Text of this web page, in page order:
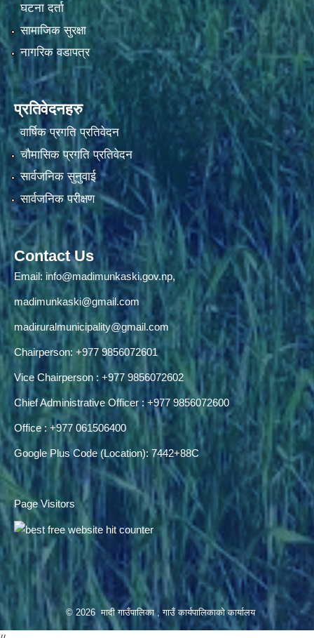
घटना दर्ता
सामाजिक सुरक्षा
नागरिक वडापत्र
प्रतिवेदनहरु
वार्षिक प्रगति प्रतिवेदन
चौमासिक प्रगति प्रतिवेदन
सार्वजनिक सुनुवाई
सार्वजनिक परीक्षण
Contact Us
Email: info@madimunkaski.gov.np,
madimunkaski@gmail.com
madiruralmunicipality@gmail.com
Chairperson: +977 9856072601
Vice Chairperson : +977 9856072602
Chief Administrative Officer : +977 9856072600
Office : +977 061506400
Google Plus Code (Location): 7442+88C
Page Visitors
© 2026 मादी गाउँपालिका , गाउँ कार्यपालिकाको कार्यालय